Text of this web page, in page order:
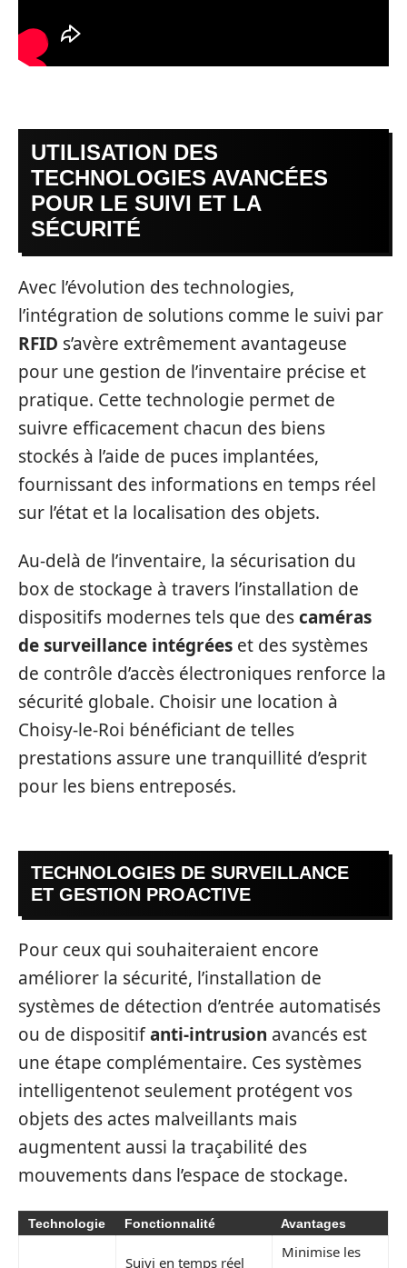
UTILISATION DES
TECHNOLOGIES AVANCÉES
POUR LE SUIVI ET LA
SÉCURITÉ
Avec l’évolution des technologies,
l’intégration de solutions comme le suivi par
RFID s’avère extrêmement avantageuse
pour une gestion de l’inventaire précise et
pratique. Cette technologie permet de
suivre efficacement chacun des biens
stockés à l’aide de puces implantées,
fournissant des informations en temps réel
sur l’état et la localisation des objets.
Au-delà de l’inventaire, la sécurisation du
box de stockage à travers l’installation de
dispositifs modernes tels que descaméras
de surveillance intégrées et des systèmes
de contrôle d’accès électroniques renforce la
sécurité globale. Choisir une location à
Choisy-le-Roi bénéficiant de telles
prestations assure une tranquillité d’esprit
pour les biens entreposés.
TECHNOLOGIES DE SURVEILLANCE
ET GESTION PROACTIVE
Pour ceux qui souhaiteraient encore
améliorer la sécurité, l’installation de
systèmes de détection d’entrée automatisés
ou de dispositifanti-intrusion avancés est
une étape complémentaire. Ces systèmes
intelligentenot seulement protégent vos
objets des actes malveillants mais
augmentent aussi la traçabilité des
mouvements dans l’espace de stockage.
Technologie Fonctionnalité Avantages
Suivi en temps réel
Minimise les